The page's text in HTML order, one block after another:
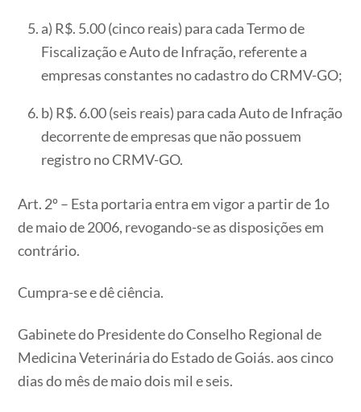
a) R$. 5.00 (cinco reais) para cada Termo de
Fiscalização e Auto de Infração, referente a
empresas constantes no cadastro do CRMV-GO;
b) R$. 6.00 (seis reais) para cada Auto de Infração
decorrente de empresas que não possuem
registro no CRMV-GO.
Art. 2º – Esta portaria entra em vigor a partir de 1o
de maio de 2006, revogando-se as disposições em
contrário.
Cumpra-se e dê ciência.
Gabinete do Presidente do Conselho Regional de
Medicina Veterinária do Estado de Goiás. aos cinco
dias do mês de maio dois mil e seis.